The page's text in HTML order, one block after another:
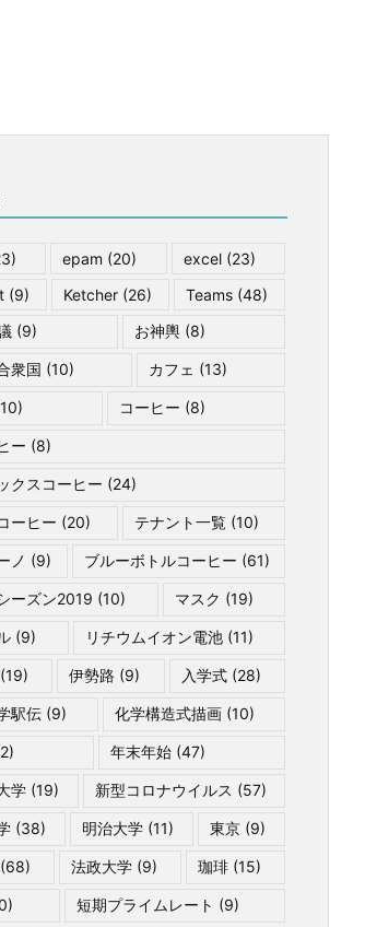
epam (20) excel(23)
(9) Ketcher (26) Teams (48)
(9) お神輿(8)
衆国 (10) カフェ (13)
コーヒー (8)
ー (8)
クスコーヒー (24)
ーヒー (20) テナント一覧(10)
ノ (9) ブルーボトルコーヒー (61)
ーズン2019 (10) マスク (19)
(9) リチウムイオン電池(11)
(19) 伊勢路 (9) 入学式(28)
駅伝 (9) 化学構造式描画(10)
年末年始 (47)
学 (19) 新型コロナウイルス (57)
(38) 明治大学 (11) 東京 (9)
(68) 法政大学 (9) 珈琲 (15)
短期プライムレート (9)